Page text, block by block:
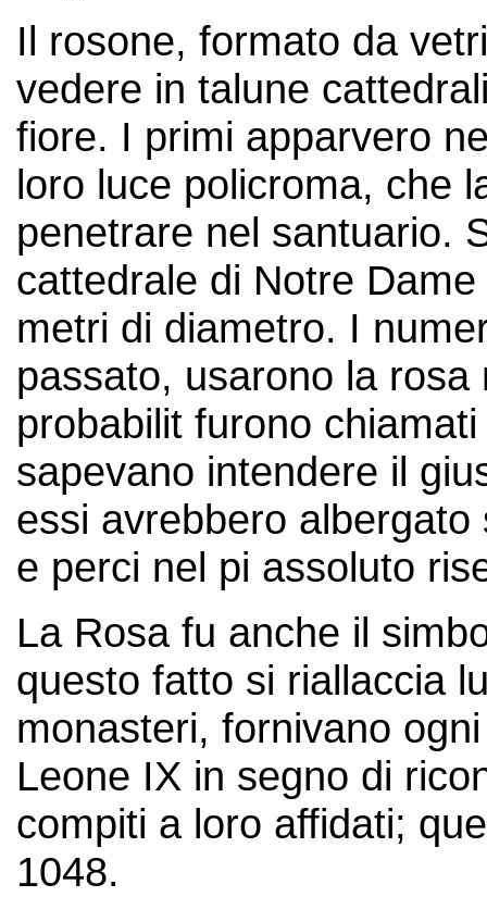
Il rosone, formato da
vedere in talune
fiore. I primi apparvero
loro luce policroma, che
penetrare nel santuario.
cattedrale di Notre
metri di diametro. I
passato, usarono la
probabilit furono
sapevano intendere il
essi avrebbero
e perci nel pi assoluto
La Rosa fu anche il
questo fatto si riallaccia
monasteri, fornivano
Leone IX in segno di
compiti a loro affidati;
1048.